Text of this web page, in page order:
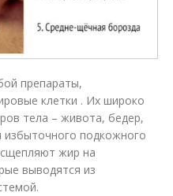
препараты,
клетки . Их широко
тела – живота, бедер,
избыточного подкожного
жир на
выводятся из